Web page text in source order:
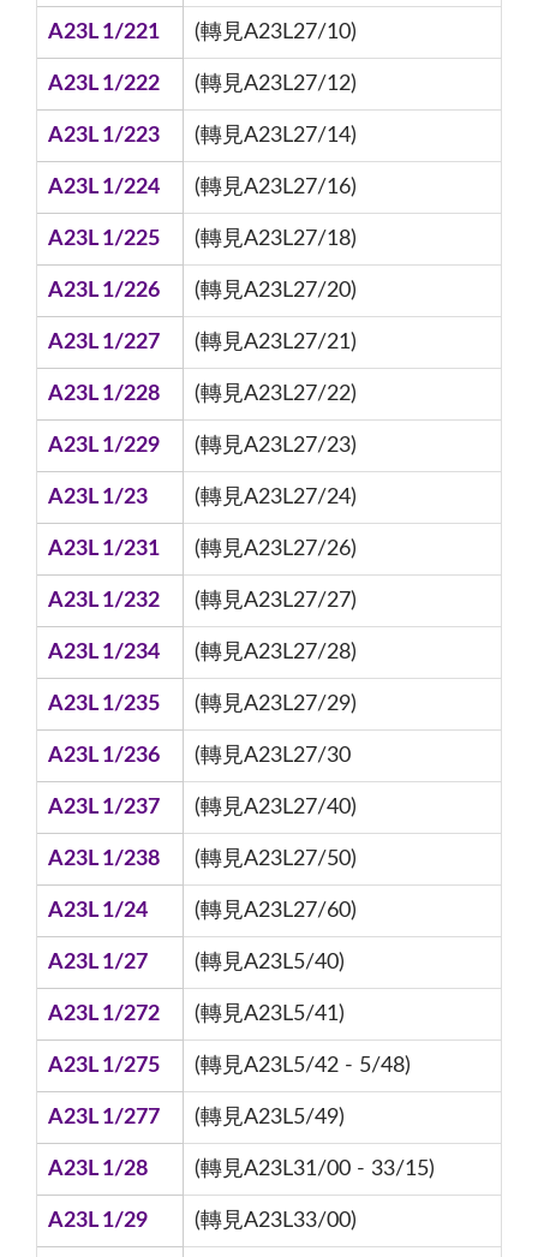
A23L 1/221 (轉見A23L27/10)
A23L 1/222 (轉見A23L27/12)
A23L 1/223 (轉見A23L27/14)
A23L 1/224 (轉見A23L27/16)
A23L 1/225 (轉見A23L27/18)
A23L 1/226 (轉見A23L27/20)
A23L 1/227 (轉見A23L27/21)
A23L 1/228 (轉見A23L27/22)
A23L 1/229 (轉見A23L27/23)
A23L 1/23 (轉見A23L27/24)
A23L 1/231 (轉見A23L27/26)
A23L 1/232 (轉見A23L27/27)
A23L 1/234 (轉見A23L27/28)
A23L 1/235 (轉見A23L27/29)
A23L 1/236 (轉見A23L27/30
A23L 1/237 (轉見A23L27/40)
A23L 1/238 (轉見A23L27/50)
A23L 1/24 (轉見A23L27/60)
A23L 1/27 (轉見A23L5/40)
A23L 1/272 (轉見A23L5/41)
A23L 1/275 (轉見A23L5/42 - 5/48)
A23L 1/277 (轉見A23L5/49)
A23L 1/28 (轉見A23L31/00 - 33/15)
A23L 1/29 (轉見A23L33/00)